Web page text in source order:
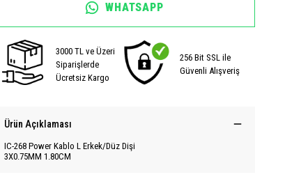
WHATSAPP
3000 TL ve Üzeri
Siparişlerde
Ücretsiz Kargo
256 Bit SSL ile
Güvenli Alışveriş
Ürün Açıklaması
IC-268 Power Kablo L Erkek/Düz Dişi
3X0.75MM 1.80CM